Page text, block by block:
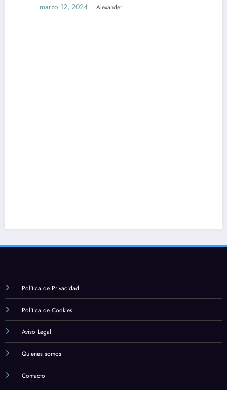
marzo 12, 2024 Alexander
Política de Privacidad
Política de Cookies
Aviso Legal
Quienes somos
Contacto